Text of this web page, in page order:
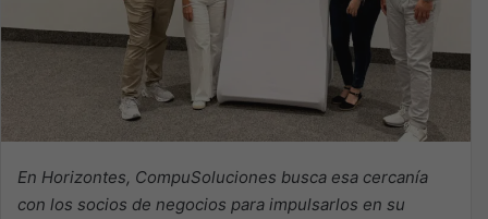
En Horizontes, CompuSoluciones busca esa cercanía
con los socios de negocios para impulsarlos en su